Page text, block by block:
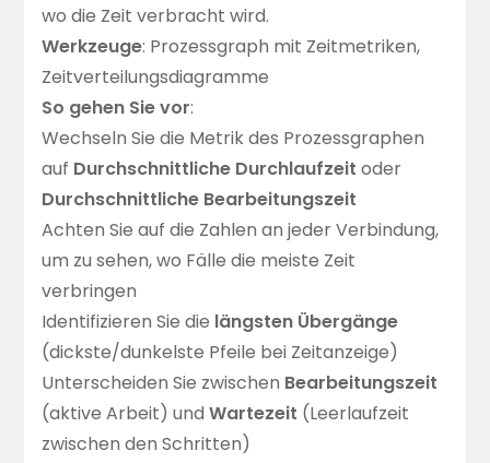
wo die Zeit verbracht wird.
Werkzeuge: Prozessgraph mit Zeitmetriken,
Zeitverteilungsdiagramme
So gehen Sie vor:
Wechseln Sie die Metrik des Prozessgraphen
auf Durchschnittliche Durchlaufzeit oder
Durchschnittliche Bearbeitungszeit
Achten Sie auf die Zahlen an jeder Verbindung,
um zu sehen, wo Fälle die meiste Zeit
verbringen
Identifizieren Sie die längsten Übergänge
(dickste/dunkelste Pfeile bei Zeitanzeige)
Unterscheiden Sie zwischen Bearbeitungszeit
(aktive Arbeit) undWartezeit (Leerlaufzeit
zwischen den Schritten)